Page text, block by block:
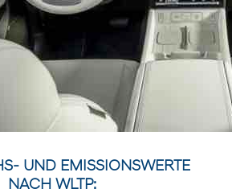
UND EMISSIONSWERTE
NACH WLTP: